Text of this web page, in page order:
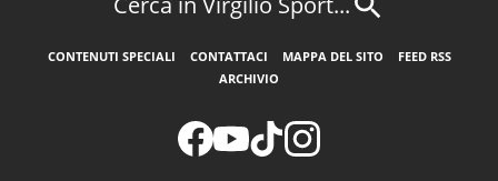
CONTENUTI SPECIALI CONTATTACI MAPPA DEL SITO
FEED RSS
ARCHIVIO